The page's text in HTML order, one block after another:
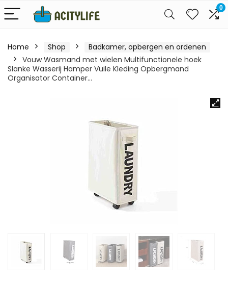
0
Home Shop
Badkamer, opbergen en ordenen
Vouw Wasmand met wielen Multifunctionele hoek
Slanke Wasserij Hamper Vuile Kleding Opbergmand
Organisator Container…